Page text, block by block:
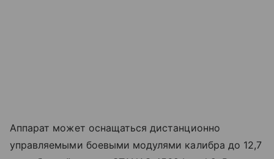
Аппарат может оснащаться дистанционно
управляемыми боевыми модулями калибра до 12,7